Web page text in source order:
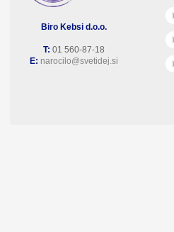
Biro Kebsi d.o.o.
T: 01 560-87-18
E: narocilo@svetidej.si